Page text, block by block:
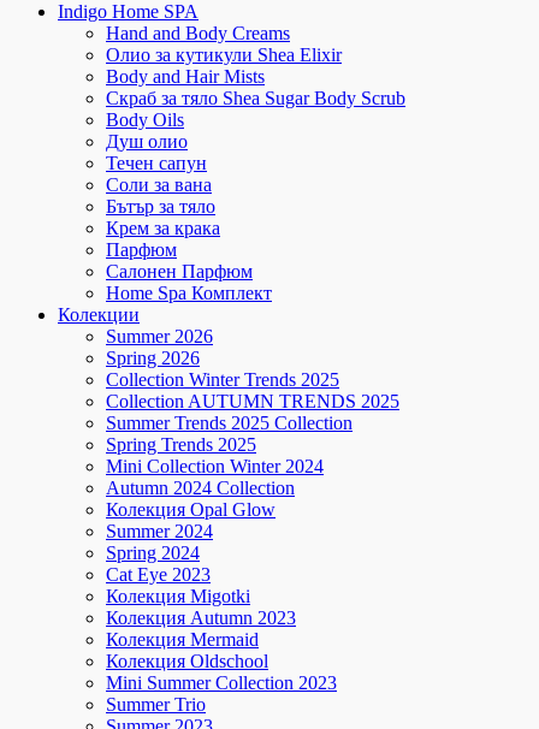
Indigo Home SPA
Hand and Body Creams
Олио за кутикули Shea Elixir
Body and Hair Mists
Скраб за тяло Shea Sugar Body Scrub
Body Oils
Душ олио
Течен сапун
Соли за вана
Бътър за тяло
Крем за крака
Парфюм
Салонен Парфюм
Home Spa Комплект
Колекции
Summer 2026
Spring 2026
Collection Winter Trends 2025
Collection AUTUMN TRENDS 2025
Summer Trends 2025 Collection
Spring Trends 2025
Mini Collection Winter 2024
Autumn 2024 Collection
Колекция Opal Glow
Summer 2024
Spring 2024
Cat Eye 2023
Колекция Migotki
Колекция Autumn 2023
Колекция Mermaid
Колекция Oldschool
Mini Summer Collection 2023
Summer Trio